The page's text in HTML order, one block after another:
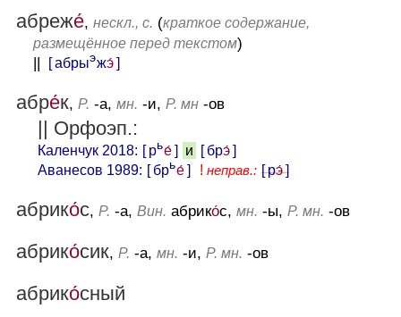
абреже́, нескл., с. (краткое содержание,
размещённое перед текстом)
[ абрыэжэ́]
абре́к, Р. -а, мн. -и, Р. мн -ов
|| Орфоэп.:
Каленчук 2018: [ рье́] и [ брэ́]
Аванесов 1989: [ брье́] ! неправ.: [ рэ́]
абрико́с, Р. -а, Вин. абрико́с, мн. -ы, Р. мн. -ов
абрико́сик, Р. -а, мн. -и, Р. мн. -ов
абрико́сный